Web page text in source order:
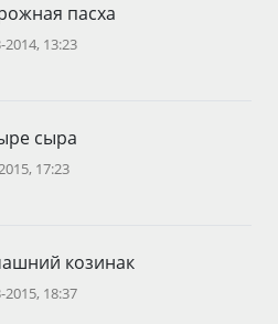
пасха
2014, 13:23
сыра
17:23
козинак
2015, 18:37